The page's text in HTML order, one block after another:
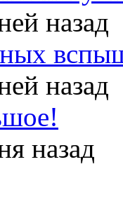
назад
назад
назад